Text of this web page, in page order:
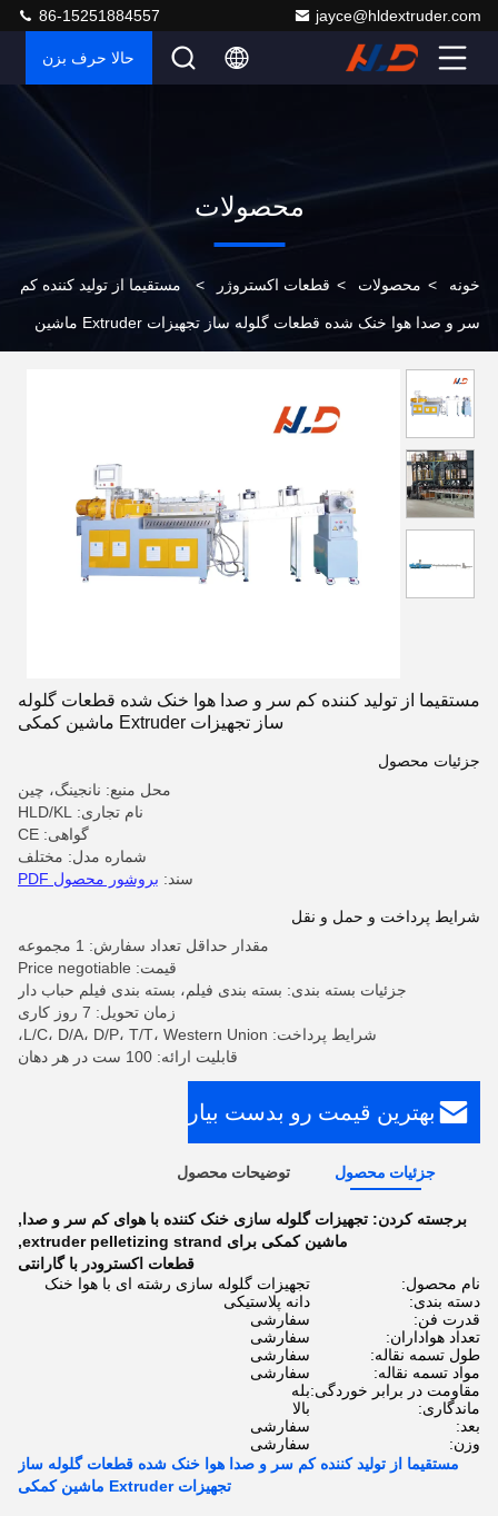
jayce@hldextruder.com
86-15251884557
حالا حرف بزن
محصولات
خونه > محصولات > قطعات اکستروژر > مستقیما از تولید کننده کم
سر و صدا هوا خنک شده قطعات گلوله ساز تجهیزات Extruder ماشین
مستقیما از تولید کننده کم سر و صدا هوا خنک شده قطعات گلوله
ساز تجهیزات Extruder ماشین کمکی
جزئیات محصول
محل منبع: نانجینگ، چین
نام تجاری: HLD/KL
گواهی: CE
شماره مدل: مختلف
سند: بروشور محصول PDF
شرایط پرداخت و حمل و نقل
مقدار حداقل تعداد سفارش: 1 مجموعه
قیمت: Price negotiable
جزئیات بسته بندی: بسته بندی فیلم، بسته بندی فیلم حباب دار
زمان تحویل: 7 روز کاری
شرایط پرداخت: L/C، D/A، D/P، T/T، Western Union،
قابلیت ارائه: 100 ست در هر دهان
بهترین قیمت رو بدست بیار
جزئیات محصول توضیحات محصول
برجسته کردن: تجهیزات گلوله سازی خنک کننده با هوای کم سر و صدا ,
ماشین کمکی برای extruder pelletizing strand
,
قطعات اکسترودر با گارانتی
نام محصول:
تجهیزات گلوله سازی رشته ای با هوا خنک
دسته بندی:
دانه پلاستیکی
قدرت فن:
سفارشی
تعداد هواداران:
سفارشی
طول تسمه نقاله:
سفارشی
مواد تسمه نقاله:
سفارشی
مقاومت در برابر خوردگی:بله
ماندگاری:
بالا
بعد:
سفارشی
وزن:
سفارشی
مستقیما از تولید کننده کم سر و صدا هوا خنک شده قطعات گلوله ساز
تجهیزات Extruder ماشین کمکی